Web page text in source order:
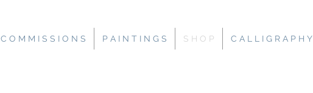
C O M M I S S I O N S P A I N T I N G S S H O P C A L L I G R A P H Y